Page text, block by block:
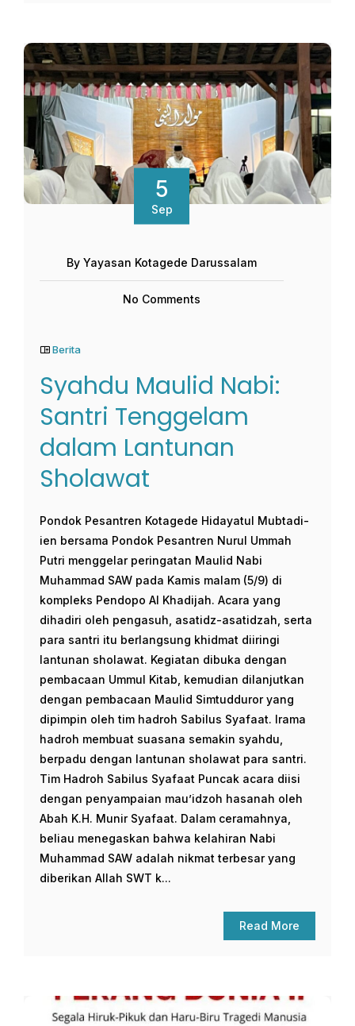
5
Sep
By Yayasan Kotagede Darussalam
No Comments
Berita
Syahdu Maulid Nabi:
Santri Tenggelam
dalam Lantunan
Sholawat
Pondok Pesantren Kotagede Hidayatul Mubtadi-
ien bersama Pondok Pesantren Nurul Ummah
Putri menggelar peringatan Maulid Nabi
Muhammad SAW pada Kamis malam (5/9) di
kompleks Pendopo Al Khadijah. Acara yang
dihadiri oleh pengasuh, asatidz-asatidzah, serta
para santri itu berlangsung khidmat diiringi
lantunan sholawat. Kegiatan dibuka dengan
pembacaan Ummul Kitab, kemudian dilanjutkan
dengan pembacaan Maulid Simtudduror yang
dipimpin oleh tim hadroh Sabilus Syafaat. Irama
hadroh membuat suasana semakin syahdu,
berpadu dengan lantunan sholawat para santri.
Tim Hadroh Sabilus Syafaat Puncak acara diisi
dengan penyampaian mau’idzoh hasanah oleh
Abah K.H. Munir Syafaat. Dalam ceramahnya,
beliau menegaskan bahwa kelahiran Nabi
Muhammad SAW adalah nikmat terbesar yang
diberikan Allah SWT k...
Read More